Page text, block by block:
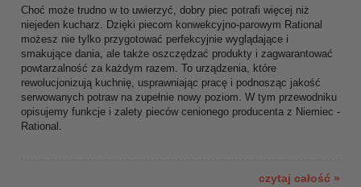
Choć może trudno w to uwierzyć, dobry piec potrafi więcej niż
niejeden kucharz. Dzięki piecom konwekcyjno-parowym Rational
możesz nie tylko przygotować perfekcyjnie wyglądające i
smakujące dania, ale także oszczędzać produkty i zagwarantować
powtarzalność za każdym razem. To urządzenia, które
rewolucjonizują kuchnię, usprawniając pracę i podnosząc jakość
serwowanych potraw na zupełnie nowy poziom. W tym przewodniku
opisujemy funkcje i zalety pieców cenionego producenta z Niemiec -
Rational.
czytaj całość »